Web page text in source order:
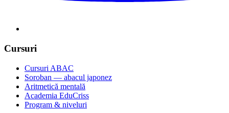
Cursuri
Cursuri ABAC
Soroban — abacul japonez
Aritmetică mentală
Academia EduCriss
Program & niveluri